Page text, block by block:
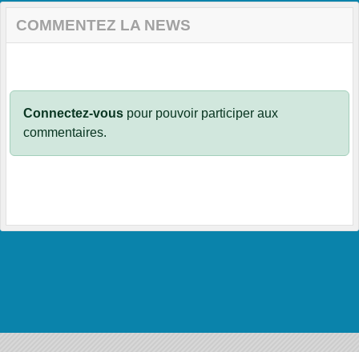
COMMENTEZ LA NEWS
Connectez-vous pour pouvoir participer aux
commentaires.